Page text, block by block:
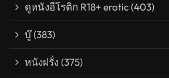
ดูหนังอีโรติก R18+ erotic(403)
บู๊(383)
หนังฝรั่ง (375)